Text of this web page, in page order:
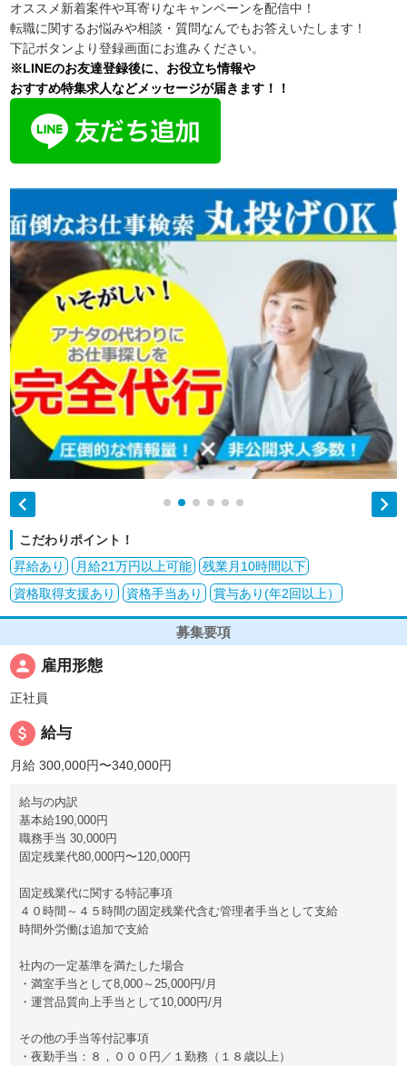
オススメ新着案件や耳寄りなキャンペーンを配信中！
転職に関するお悩みや相談・質問なんでもお答えいたします！
下記ボタンより登録画面にお進みください。
※LINEのお友達登録後に、お役立ち情報や
おすすめ特集求人などメッセージが届きます！！
 
こだわりポイント！
昇給あり
月給21万円以上可能
残業月10時間以下
資格取得支援あり
資格手当あり 賞与あり(年2回以上）
募集要項
person 雇用形態
正社員
attach_money 給与
月給 300,000円〜340,000円
給与の内訳
基本給190,000円
職務手当 30,000円
固定残業代80,000円〜120,000円
固定残業代に関する特記事項
４０時間～４５時間の固定残業代含む管理者手当として支給
時間外労働は追加で支給
社内の一定基準を満たした場合
・満室手当として8,000～25,000円/月
・運営品質向上手当として10,000円/月
その他の手当等付記事項
・夜勤手当：８，０００円／１勤務（１８歳以上）